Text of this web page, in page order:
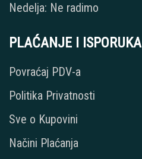
Nedelja: Ne radimo
PLAĆANJE I ISPORUKA
Povraćaj PDV-a
Politika Privatnosti
Sve o Kupovini
Načini Plaćanja